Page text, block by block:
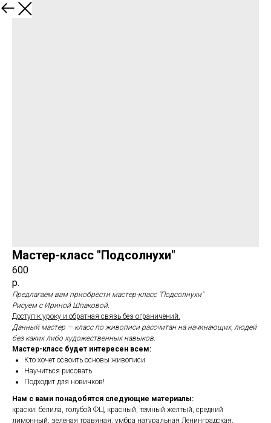
Закрыть
Мастер-класс "Подсолнухи"
600
р.
Предлагаем вам приобрести мастер-класс "Подсолнухи"
Рисуем с Ириной Шпаковой.
Доступ к уроку и обратная связь без ограничений.
Данный мастер — класс по живописи рассчитан на начинающих, людей
без каких либо художественных навыков.
Мастер-класс будет интересен всем:
Кто хочет освоить основы живописи
Научиться рисовать
Подходит для новичков!
Нам с вами понадобятся следующие материалы:
краски: белила, голубой ФЦ, красный, темный желтый, средний
лимонный, зеленая травяная, умбра натуральная Ленинградская,